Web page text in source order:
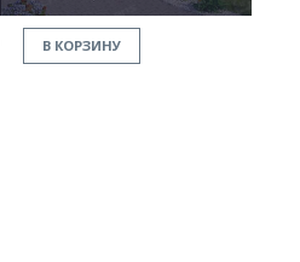
В КОРЗИНУ